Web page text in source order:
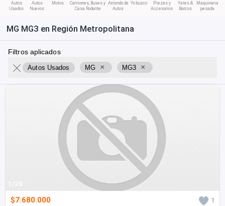
Autos
Usados
Autos
Nuevos
Motos
Camiones, Buses y
Casa Rodante
Arriendo de
Autos
Yo busco
Piezas y
Accesorios
Yates &
Barcos
Maquinaria
pesada
MG MG3 en Región Metropolitana
Filtros aplicados
Autos Usados MG × MG3 ×
1/20
$7.680.000 1